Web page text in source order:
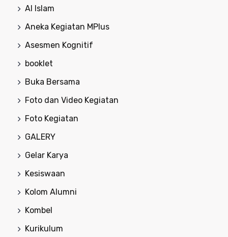
Al Islam
Aneka Kegiatan MPlus
Asesmen Kognitif
booklet
Buka Bersama
Foto dan Video Kegiatan
Foto Kegiatan
GALERY
Gelar Karya
Kesiswaan
Kolom Alumni
Kombel
Kurikulum